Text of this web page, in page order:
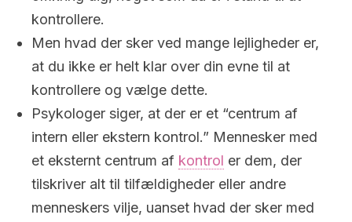
kontrollere.
Men hvad der sker ved mange lejligheder er,
at du ikke er helt klar over din evne til at
kontrollere og vælge dette.
Psykologer siger, at der er et “centrum af
intern eller ekstern kontrol.” Mennesker med
et eksternt centrum af kontrol er dem, der
tilskriver alt til tilfældigheder eller andre
menneskers vilje, uanset hvad der sker med